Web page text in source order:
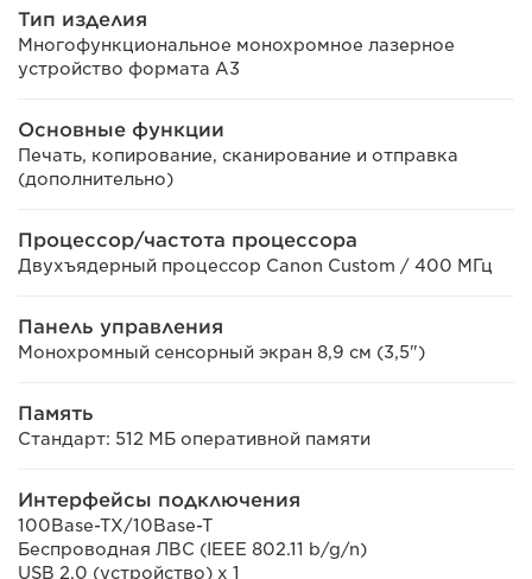
Тип изделия
Многофункциональное монохромное лазерное
устройство формата A3
Основные функции
Печать, копирование, сканирование и отправка
(дополнительно)
Процессор/частота процессора
Двухъядерный процессор Canon Custom / 400 МГц
Панель управления
Монохромный сенсорный экран 8,9 см (3,5")
Память
Стандарт: 512 МБ оперативной памяти
Интерфейсы подключения
100Base-TX/10Base-T
Беспроводная ЛВС (IEEE 802.11 b/g/n)
USB 2.0 (устройство) x 1